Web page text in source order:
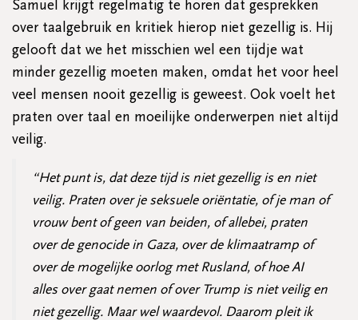
Samuel krijgt regelmatig te horen dat gesprekken
over taalgebruik en kritiek hierop niet gezellig is. Hij
gelooft dat we het misschien wel een tijdje wat
minder gezellig moeten maken, omdat het voor heel
veel mensen nooit gezellig is geweest. Ook voelt het
praten over taal en moeilijke onderwerpen niet altijd
veilig.
“Het punt is, dat deze tijd is niet gezellig is en niet
veilig. Praten over je seksuele oriëntatie, of je man of
vrouw bent of geen van beiden, of allebei, praten
over de genocide in Gaza, over de klimaatramp of
over de mogelijke oorlog met Rusland, of hoe AI
alles over gaat nemen of over Trump is niet veilig en
niet gezellig. Maar wel waardevol. Daarom pleit ik